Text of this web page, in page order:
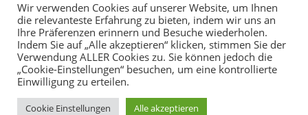
HOME APARTMENTS GALERIE KONTAKT
IMPRESSUM DATENSCHUTZ
Wir verwenden Cookies auf unserer Website, um Ihnen
die relevanteste Erfahrung zu bieten, indem wir uns an
Ihre Präferenzen erinnern und Besuche wiederholen.
Indem Sie auf „Alle akzeptieren“ klicken, stimmen Sie der
Verwendung ALLER Cookies zu. Sie können jedoch die
„Cookie-Einstellungen“ besuchen, um eine kontrollierte
Einwilligung zu erteilen.
Cookie Einstellungen Alle akzeptieren